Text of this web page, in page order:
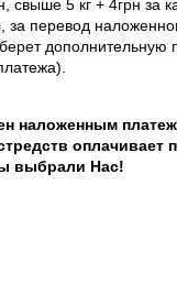
свыше 5 кг + 4грн за
за перевод
дополнительную
наложенным
оплачивает
выбрали Нас!